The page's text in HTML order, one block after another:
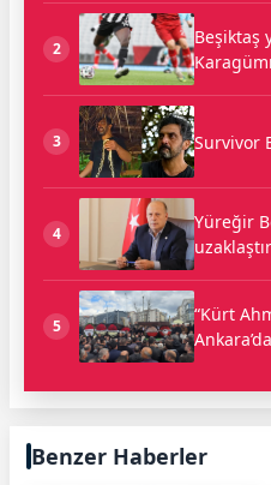
2
Beşiktaş
3 Survivor
4
Yüreğir
5
“Kürt
Benzer Haberler